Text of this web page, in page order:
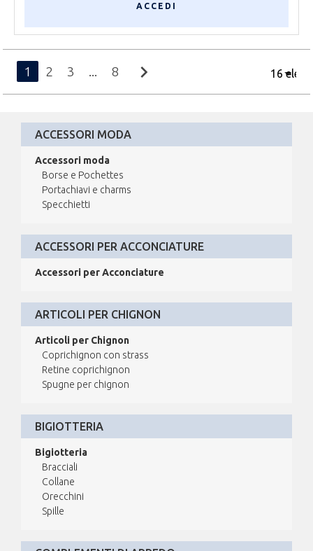
ACCEDI
1 2 3 ... 8 chevron_right
ACCESSORI MODA
Accessori moda
Borse e Pochettes
Portachiavi e charms
Specchietti
ACCESSORI PER ACCONCIATURE
Accessori per Acconciature
ARTICOLI PER CHIGNON
Articoli per Chignon
Coprichignon con strass
Retine coprichignon
Spugne per chignon
BIGIOTTERIA
Bigiotteria
Bracciali
Collane
Orecchini
Spille